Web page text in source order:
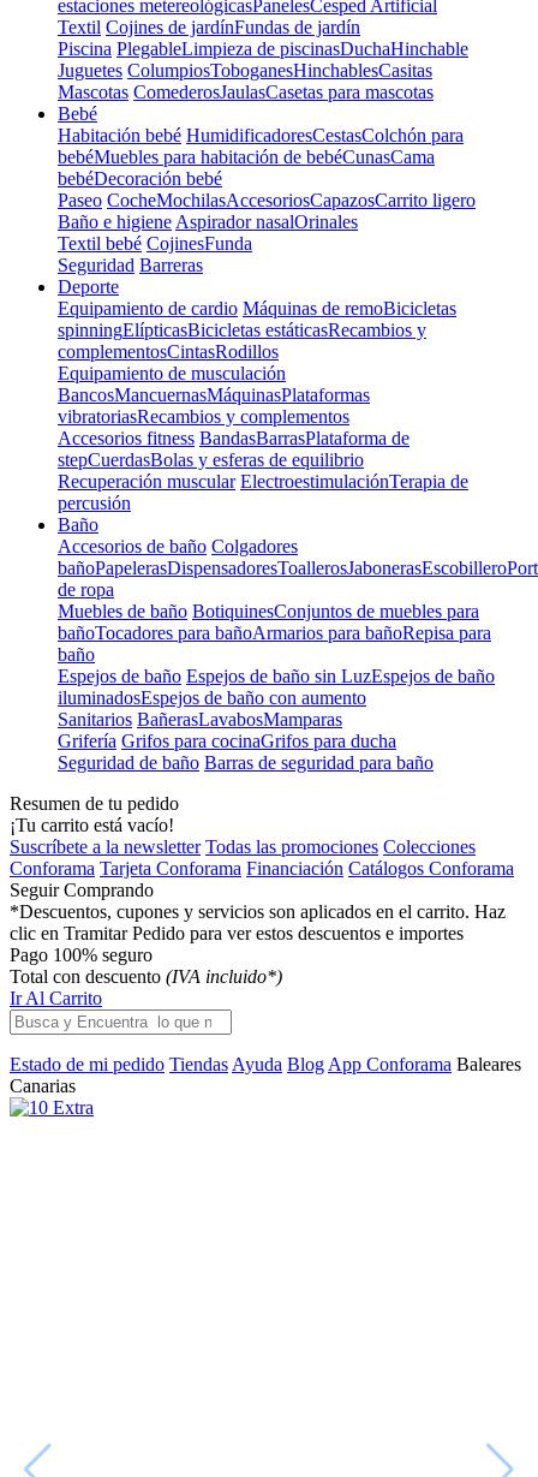
estaciones metereológicasPanelesCesped Artificial
Textil Cojines de jardínFundas de jardín
Piscina PlegableLimpieza de piscinasDuchaHinchable
Juguetes ColumpiosToboganesHinchablesCasitas
Mascotas ComederosJaulasCasetas para mascotas
Bebé
Habitación bebé HumidificadoresCestasColchón para
bebéMuebles para habitación de bebéCunasCama
bebéDecoración bebé
Paseo CocheMochilasAccesoriosCapazosCarrito ligero
Baño e higiene Aspirador nasalOrinales
Textil bebé CojinesFunda
Seguridad Barreras
Deporte
Equipamiento de cardio Máquinas de remoBicicletas
spinningElípticasBicicletas estáticasRecambios y
complementosCintasRodillos
Equipamiento de musculación
BancosMancuernasMáquinasPlataformas
vibratoriasRecambios y complementos
Accesorios fitness BandasBarrasPlataforma de
stepCuerdasBolas y esferas de equilibrio
Recuperación muscular ElectroestimulaciónTerapia de
percusión
Baño
Accesorios de baño Colgadores
bañoPapelerasDispensadoresToallerosJabonerasEscobillero
de ropa
Muebles de baño BotiquinesConjuntos de muebles para
bañoTocadores para bañoArmarios para bañoRepisa para
baño
Espejos de baño Espejos de baño sin LuzEspejos de baño
iluminadosEspejos de baño con aumento
Sanitarios BañerasLavabosMamparas
Grifería Grifos para cocinaGrifos para ducha
Seguridad de baño Barras de seguridad para baño
Resumen de tu pedido
¡Tu carrito está vacío!
Suscríbete a la newsletter Todas las promociones Colecciones
Conforama Tarjeta Conforama Financiación Catálogos Conforama
Seguir Comprando
*Descuentos, cupones y servicios son aplicados en el carrito. Haz
clic en Tramitar Pedido para ver estos descuentos e importes
Pago 100% seguro
Total con descuento (IVA incluido*)
Ir Al Carrito
Estado de mi pedido Tiendas Ayuda Blog App Conforama Baleares
Canarias